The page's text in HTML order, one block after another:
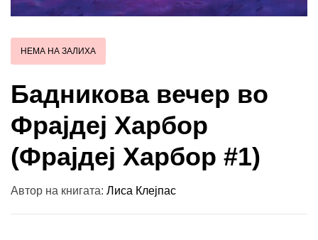
НЕМА НА ЗАЛИХА
Бадникова вечер во
Фрајдеј Харбор
(Фрајдеј Харбор #1)
Автор на книгата: Лиса Клејпас